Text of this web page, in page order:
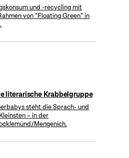
und -recycling mit
von "Floating Green" in
literarische Krabbelgruppe
steht die Sprach- und
– in der
Mengenich.